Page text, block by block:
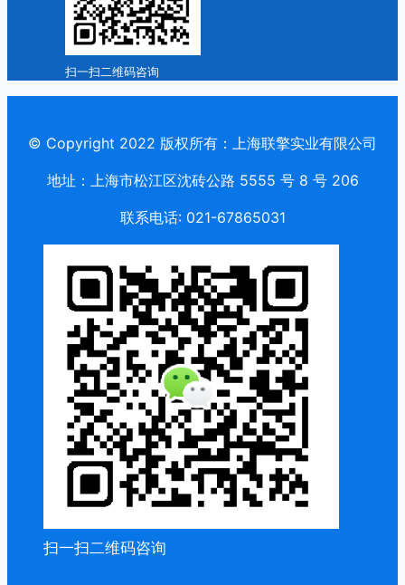
扫一扫二维码咨询
© Copyright 2022 版权所有：上海联擎实业有限公司
地址：上海市松江区沈砖公路 5555 号 8 号 206
联系电话: 021-67865031
扫一扫二维码咨询